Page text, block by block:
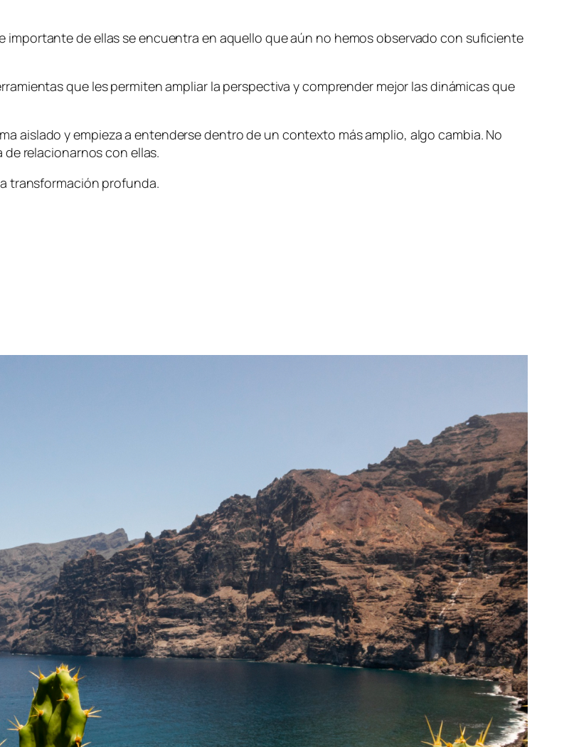
de ellas se encuentra en aquello que aún no hemos observado con suficiente
que les permiten ampliar la perspectiva y comprender mejor las dinámicas que
aislado y empieza a entenderse dentro de un contexto más amplio, algo cambia. No
relacionarnos con ellas.
transformación profunda.